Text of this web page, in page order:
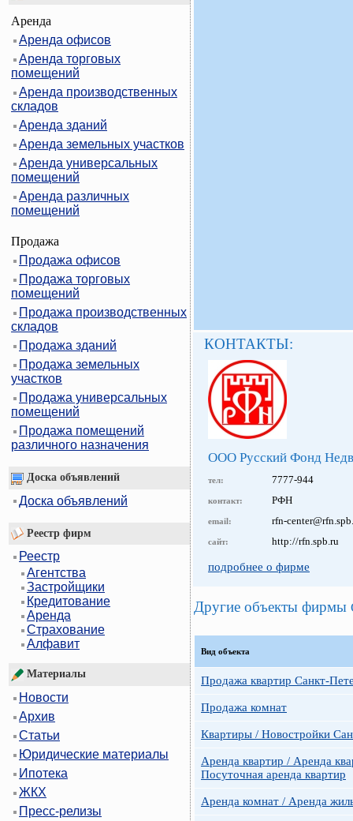
Аренда
Аренда офисов
Аренда торговых
помещений
Аренда производственных
складов
Аренда зданий
Аренда земельных участков
Аренда универсальных
помещений
Аренда различных
помещений
Продажа
Продажа офисов
Продажа торговых
помещений
Продажа производственных
складов
Продажа зданий
Продажа земельных
участков
Продажа универсальных
помещений
Продажа помещений
различного назначения
Доска объявлений
Доска объявлений
Реестр фирм
Реестр
Агентства
Застройщики
Кредитование
Аренда
Страхование
Алфавит
Материалы
Новости
Архив
Статьи
Юридические материалы
Ипотека
ЖКХ
Пресс-релизы
КОНТАКТЫ:
ООО Русский Фонд
тел: 7777-944
контакт: РФН
email: rfn-
сайт: http://rfn.spb.ru
подробнее о фирме
Другие объекты фирмы
Вид объекта
Продажа квартир Санкт-
Продажа комнат
Квартиры / Новостройки
Аренда квартир / Аренда
Посуточная аренда квартир
Аренда комнат / Аренда